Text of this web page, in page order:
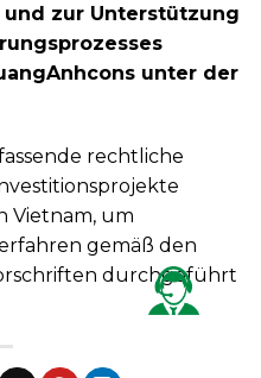
zur Unterstützung
unter der
rechtliche
Vietnam, um
gemäß den
durchgeführt